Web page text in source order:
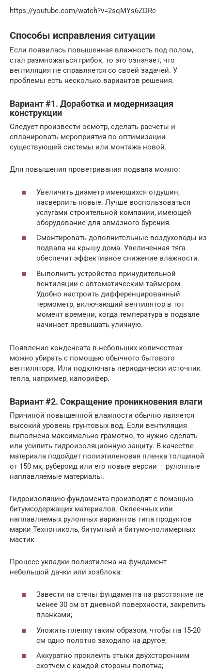
https://youtube.com/watch?v=2sqMYs6ZDRc
Способы исправления ситуации
Если появилась повышенная влажность под полом,
стал размножаться грибок, то это означает, что
вентиляция не справляется со своей задачей. У
проблемы есть несколько вариантов решения.
Вариант #1. Доработка и модернизация
конструкции
Следует произвести осмотр, сделать расчеты и
спланировать мероприятия по оптимизации
существующей системы или монтажа новой.
Для повышения проветривания подвала можно:
Увеличить диаметр имеющихся отдушин,
насверлить новые. Лучше воспользоваться
услугами строительной компании, имеющей
оборудование для алмазного бурения.
Смонтировать дополнительные воздуховоды из
подвала на крышу дома. Увеличенная тяга
обеспечит эффективное снижение влажности.
Выполнить устройство принудительной
вентиляции с автоматическим таймером.
Удобно настроить дифференцированный
термометр, включающий вентилятор в тот
момент времени, когда температура в подвале
начинает превышать уличную.
Появление конденсата в небольших количествах
можно убирать с помощью обычного бытового
вентилятора. Или подключать периодически источник
тепла, например, калорифер.
Вариант #2. Сокращение проникновения влаги
Причиной повышенной влажности обычно является
высокий уровень грунтовых вод. Если вентиляция
выполнена максимально грамотно, то нужно сделать
или усилить гидроизоляционную защиту. В качестве
материала подойдет полиэтиленовая пленка толщиной
от 150 мк, рубероид или его новые версии – рулонные
наплавляемые материалы.
Гидроизоляцию фундамента производят с помощью
битумсодержащих материалов. Оклеечных или
наплавляемых рулонных вариантов типа продуктов
марки Технониколь, битумный и битумо-полимерных
мастик
Процесс укладки полиэтилена на фундамент
небольшой дачки или хозблока:
Завести на стены фундамента на расстояние не
менее 30 см от дневной поверхности, закрепить
планками;
Уложить пленку таким образом, чтобы на 15-20
см одно полотно заходило на другое;
Аккуратно проклеить стыки двухсторонним
скотчем с каждой стороны полотна;